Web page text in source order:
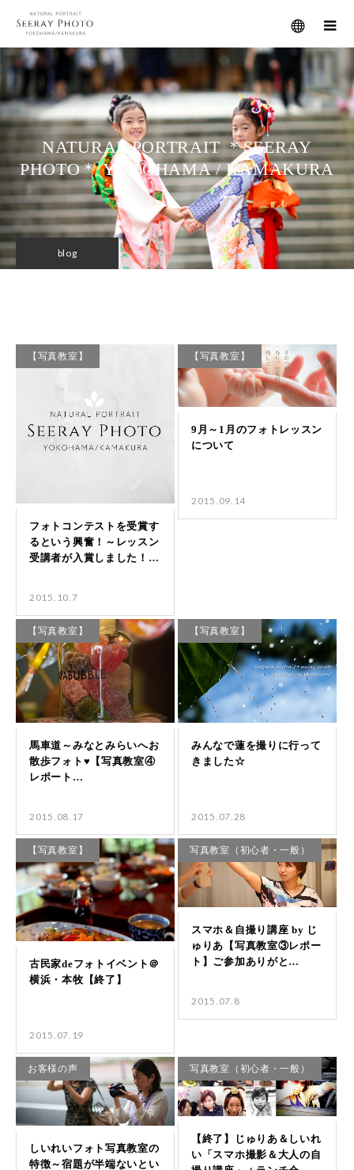
メニュー
NATURAL PORTRAIT ＊SEERAY
PHOTO＊ YOKOHAMA / KAMAKURA
blog
【写真教室】
2015.10.7
【写真教室】
2015.09.14
【写真教室】
2015.08.17
【写真教室】
2015.07.28
【写真教室】
2015.07.19
写真教室（初心者・一般）
2015.07.8
お客様の声 写真教室（初心者・一般）